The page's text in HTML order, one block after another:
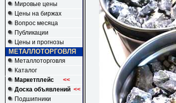
Мировые цены
Цены на биржах
Вопрос месяца
Публикации
Цены и прогнозы
МЕТАЛЛОТОРГОВЛЯ
Металлоторговля
Каталог
Маркетплейс
<<
Доска объявлений <<
Подшипники